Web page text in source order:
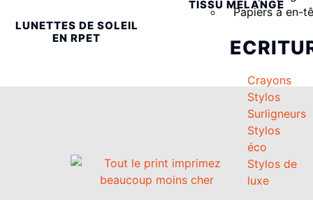
Papiers à en-
Crayons
Stylos
Surligneurs
Stylos
éco
Stylos de
luxe
LUNETTES DE SOLEIL
EN RPET
TISSU MÉLANGÉ